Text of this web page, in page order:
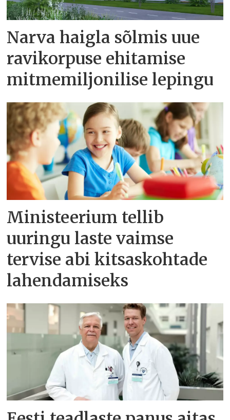
Narva haigla sõlmis uue
ravikorpuse ehitamise
mitmemiljonilise lepingu
Ministeerium tellib
uuringu laste vaimse
tervise abi kitsaskohtade
lahendamiseks